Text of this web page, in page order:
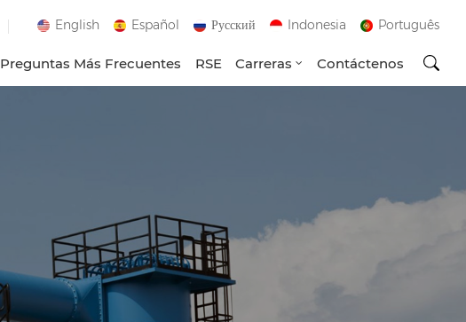
English Español Русский Indonesia Português
Preguntas Más Frecuentes RSE Carreras Contáctenos